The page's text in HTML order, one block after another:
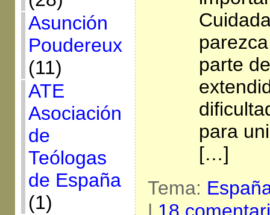
Asunción
Poudereux
(11)
ATE
Asociación
de
Teólogas
de España
(1)
parte
para
[…]
Tema:
| 18